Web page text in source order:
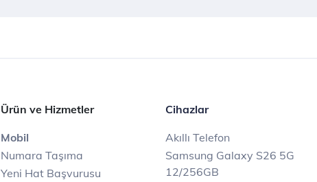
Ürün ve Hizmetler
Mobil
Numara Taşıma
Yeni Hat Başvurusu
Cihazlar
Akıllı Telefon
Samsung Galaxy S26 5G
12/256GB